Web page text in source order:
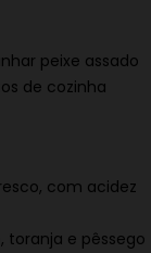
peixe assado
de cozinha
com acidez
toranja e pêssego